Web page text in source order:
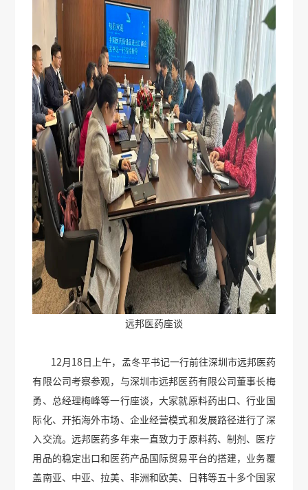
远邦医药座谈
12月18日上午，孟冬平书记一行前往深圳市远邦医药
有限公司考察参观，与深圳市远邦医药有限公司董事长梅
勇、总经理梅峰等一行座谈，大家就原料药出口、行业国
际化、开拓海外市场、企业经营模式和发展路径进行了深
入交流。远邦医药多年来一直致力于原料药、制剂、医疗
用品的稳定出口和医药产品国际贸易平台的搭建，业务覆
盖南亚、中亚、拉美、非洲和欧美、日韩等五十多个国家